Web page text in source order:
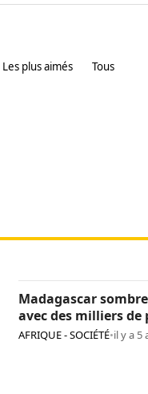
Les plus aimés Tous
Madagascar
avec des milliers de
de manger des
AFRIQUE - SOCIÉTÉ•il y a 5